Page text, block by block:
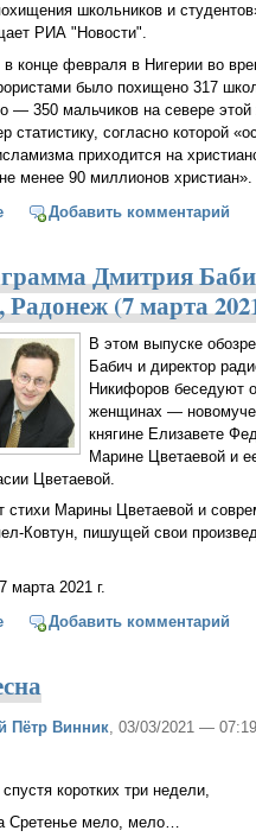
школьников и
РИА "Новости".
конце февраля в Нигерии во
было похищено 317
— 350 мальчиков на севере
статистику, согласно которой
приходится на
менее 90 миллионов христиан».
о Владимир Легойда: Ситуация
Добавить комментарий
Дмитрия
Радонеж (7 марта
В этом выпуске
Бабич и директор
Никифоров беседуют
женщинах —
княгине Елизавете
Марине Цветаевой и
Цветаевой.
стихи Марины Цветаевой и
Ковтун, пишущей свои
марта 2021 г.
о Радиопрограмма Дмитрия
Добавить комментарий
Пётр Винник , 03/03/2021 — 07:19
коротких три недели,
Сретенье мело, мело…